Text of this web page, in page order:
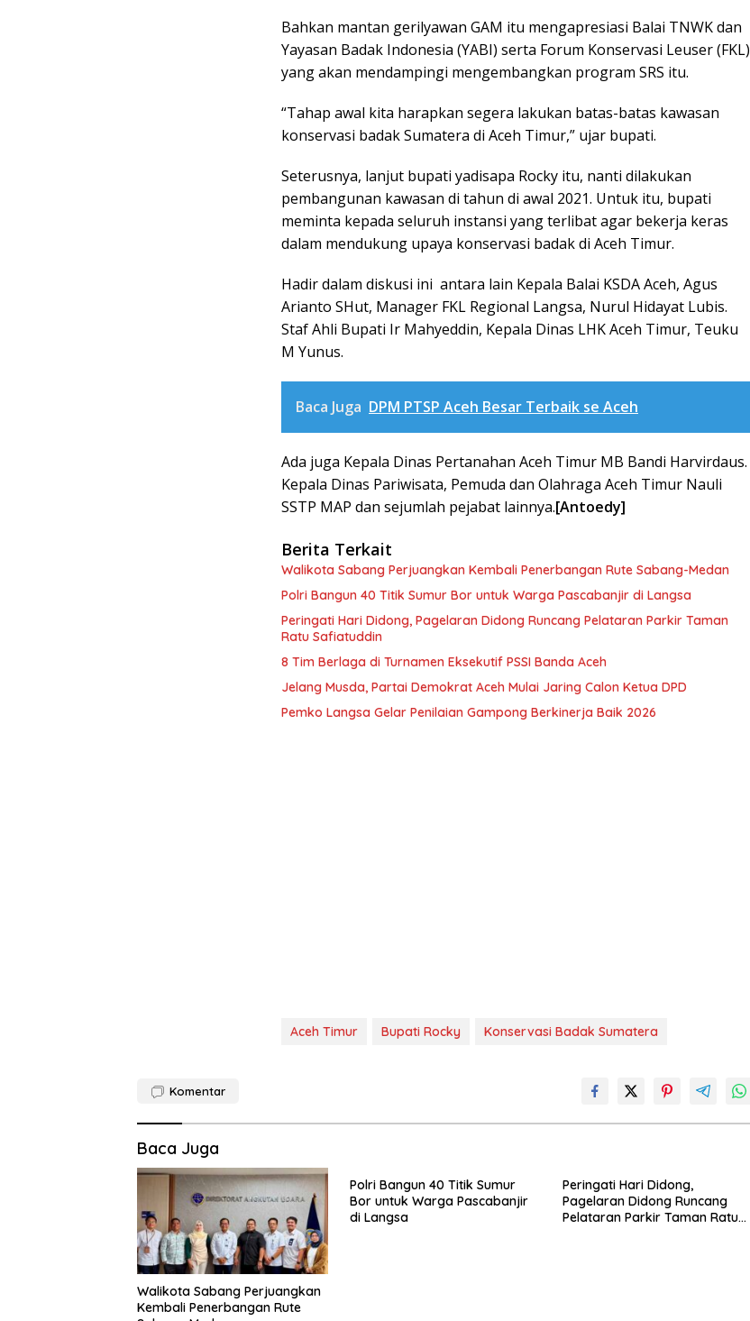
Bahkan mantan gerilyawan GAM itu mengapresiasi Balai TNWK dan
Yayasan Badak Indonesia (YABI) serta Forum Konservasi Leuser (FKL)
yang akan mendampingi mengembangkan program SRS itu.
“Tahap awal kita harapkan segera lakukan batas-batas kawasan
konservasi badak Sumatera di Aceh Timur,” ujar bupati.
Seterusnya, lanjut bupati yadisapa Rocky itu, nanti dilakukan
pembangunan kawasan di tahun di awal 2021. Untuk itu, bupati
meminta kepada seluruh instansi yang terlibat agar bekerja keras
dalam mendukung upaya konservasi badak di Aceh Timur.
Hadir dalam diskusi ini antara lain Kepala Balai KSDA Aceh, Agus
Arianto SHut, Manager FKL Regional Langsa, Nurul Hidayat Lubis.
Staf Ahli Bupati Ir Mahyeddin, Kepala Dinas LHK Aceh Timur, Teuku
M Yunus.
Baca Juga DPM PTSP Aceh Besar Terbaik se Aceh
Ada juga Kepala Dinas Pertanahan Aceh Timur MB Bandi Harvirdaus.
Kepala Dinas Pariwisata, Pemuda dan Olahraga Aceh Timur Nauli
SSTP MAP dan sejumlah pejabat lainnya.[Antoedy]
Berita Terkait
Walikota Sabang Perjuangkan Kembali Penerbangan Rute Sabang-Medan
Polri Bangun 40 Titik Sumur Bor untuk Warga Pascabanjir di Langsa
Peringati Hari Didong, Pagelaran Didong Runcang Pelataran Parkir Taman
Ratu Safiatuddin
8 Tim Berlaga di Turnamen Eksekutif PSSI Banda Aceh
Jelang Musda, Partai Demokrat Aceh Mulai Jaring Calon Ketua DPD
Pemko Langsa Gelar Penilaian Gampong Berkinerja Baik 2026
Aceh Timur Bupati Rocky Konservasi Badak Sumatera
Komentar
Baca Juga
Walikota Sabang Perjuangkan
Kembali Penerbangan Rute
Polri Bangun 40 Titik Sumur
Bor untuk Warga Pascabanjir
di Langsa
Peringati Hari Didong,
Pagelaran Didong Runcang
Pelataran Parkir Taman Ratu